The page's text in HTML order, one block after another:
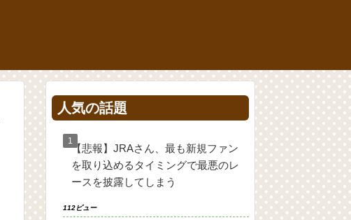
人気の話題
【悲報】JRAさん、最も新規ファン
を取り込めるタイミングで最悪のレ
ースを披露してしまう
112ビュー